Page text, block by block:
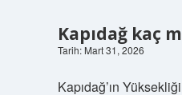
Kapıdağ kaç
Tarih: Mart 31, 2026
Kapıdağ’ın